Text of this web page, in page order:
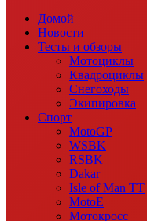
Домой
Новости
Тесты и обзоры
Мотоциклы
Квадроциклы
Снегоходы
Экипировка
Спорт
MotoGP
WSBK
RSBK
Dakar
Isle of Man TT
MotoE
Мотокросс